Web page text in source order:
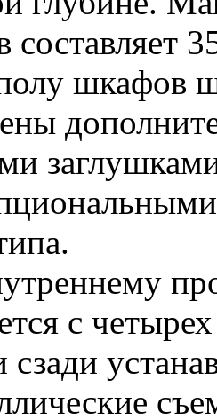
составляет
шкафов
с